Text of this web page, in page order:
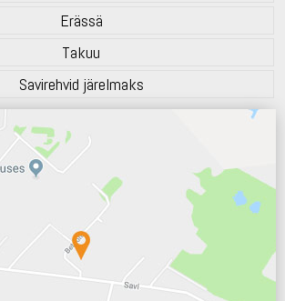
Erässä
Takuu
Savirehvid järelmaks